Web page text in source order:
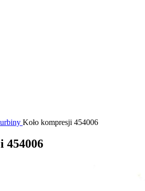
Koło kompresji 454006
454006